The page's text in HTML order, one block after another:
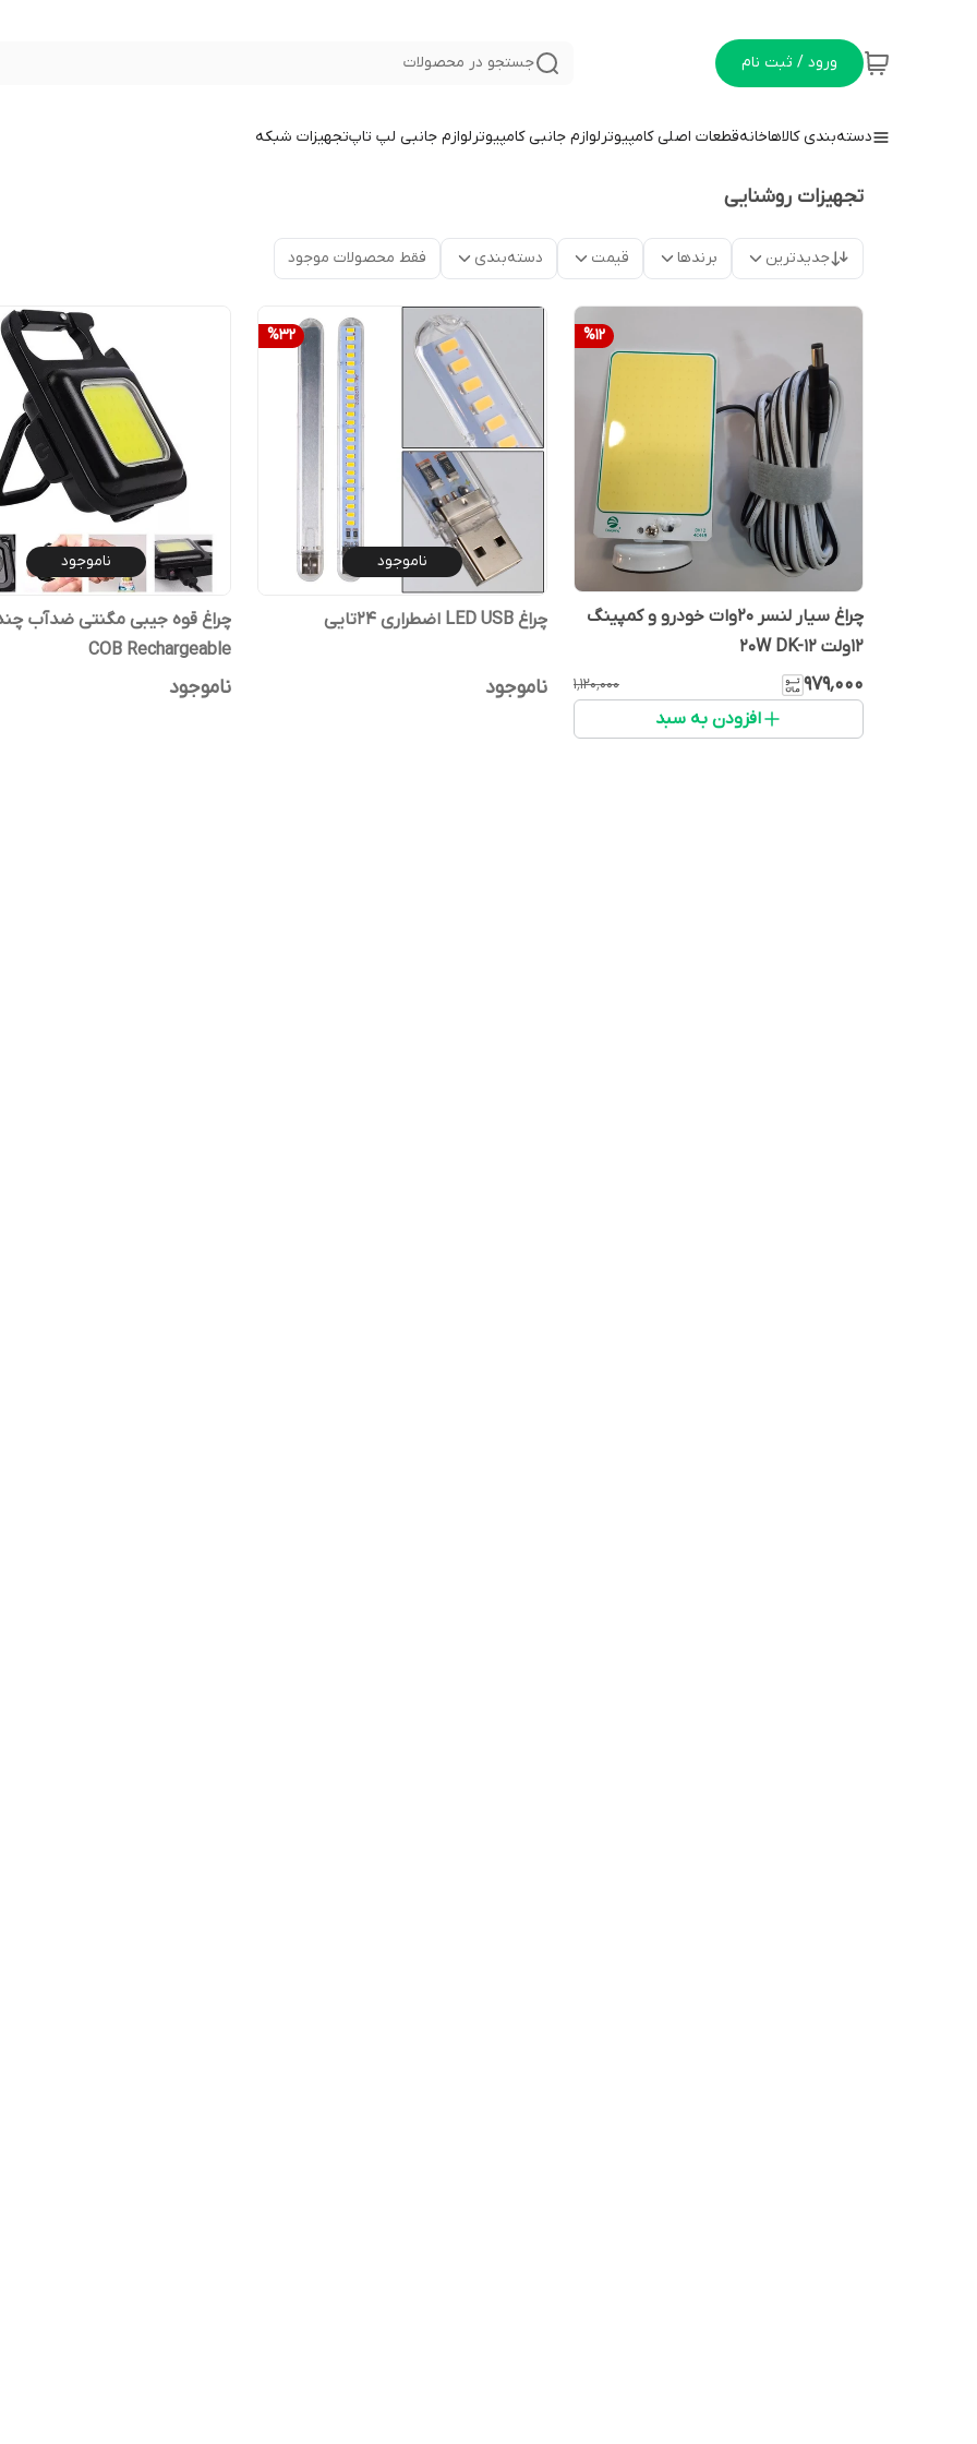
ورود / ثبت نام جستجو در محصولات
دسته‌بندی کالاهاخانهقطعات اصلی کامپیوترلوازم جانبی کامپیوترلوازم جانبی لپ تاپتجهیزات شبکه
تجهیزات روشنایی
جدیدترین برندها قیمت دسته‌بندی فقط محصولات موجود
%12
چراغ سیار لنسر 20وات خودرو و کمپینگ
12ولت 20W DK-12
۹۷۹٬۰۰۰ ۱٬۱۲۰٬۰۰۰
افزودن به سبد
%32
ناموجود
چراغ LED USB اضطراری 24تایی
ناموجود
ناموجود
چراغ قوه جیبی مگنتی ضدآب
COB Rechargeable
ناموجود